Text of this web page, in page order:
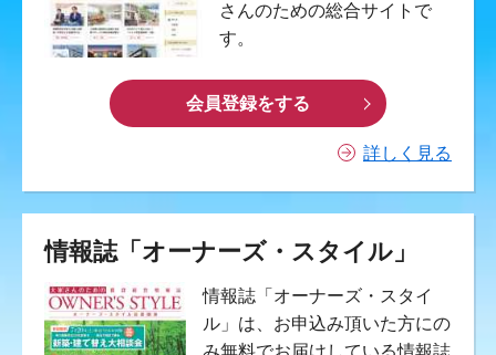
さんのための総合サイトで
す。
会員登録をする
詳しく見る
情報誌「オーナーズ・スタイル」
情報誌「オーナーズ・スタイ
ル」は、お申込み頂いた方にの
み無料でお届けしている情報誌